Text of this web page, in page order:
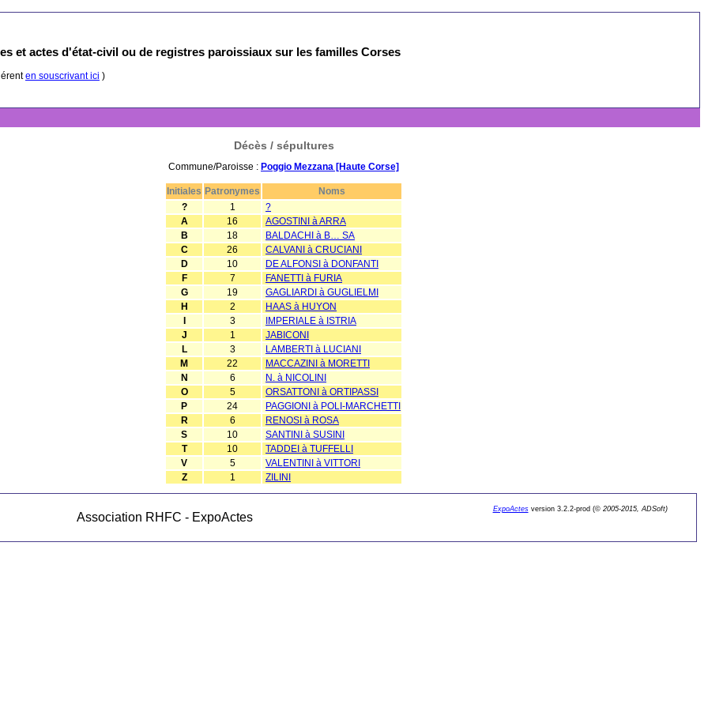
et actes d'état-civil ou de registres paroissiaux sur les familles Corses
en souscrivant ici )
Décès / sépultures
Commune/Paroisse : Poggio Mezzana [Haute Corse]
Initiales Patronymes
Noms
?
1
?
A
16
AGOSTINI à ARRA
B
18
BALDACHI à B… SA
C
26
CALVANI à CRUCIANI
D
10
DE ALFONSI à DONFANTI
F
7
FANETTI à FURIA
G
19
GAGLIARDI à GUGLIELMI
H
2
HAAS à HUYON
3
IMPERIALE à ISTRIA
J
1
JABICONI
L
3
LAMBERTI à LUCIANI
M
22
MACCAZINI à MORETTI
N
6
N. à NICOLINI
O
5
ORSATTONI à ORTIPASSI
P
24
PAGGIONI à POLI-MARCHETTI
R
6
RENOSI à ROSA
S
10
SANTINI à SUSINI
T
10
TADDEI à TUFFELLI
V
5
VALENTINI à VITTORI
Z
1 ZILINI
Association RHFC - ExpoActes
ExpoActesversion 3.2.2-prod (©2005-2015, ADSoft)